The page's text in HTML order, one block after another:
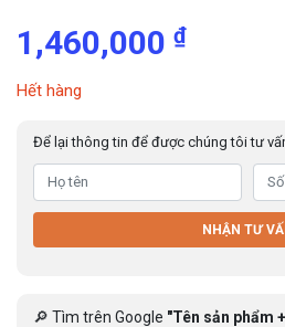
1,460,000 ₫
Hết hàng
Để lại thông tin để được chúng tôi tư
NHẬN TƯ
🔎 Tìm trên Google "Tên sản phẩm